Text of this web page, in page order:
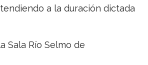
a la duración dictada
Sala Río Selmo de